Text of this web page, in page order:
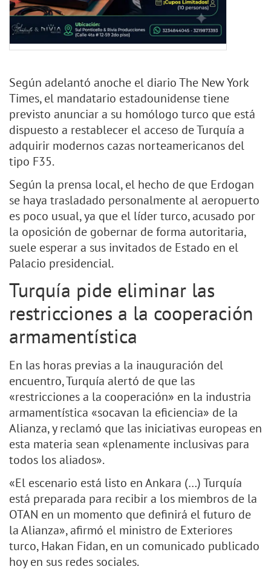
Según adelantó anoche el diario The New York
Times, el mandatario estadounidense tiene
previsto anunciar a su homólogo turco que está
dispuesto a restablecer el acceso de Turquía a
adquirir modernos cazas norteamericanos del
tipo F35.
Según la prensa local, el hecho de que Erdogan
se haya trasladado personalmente al aeropuerto
es poco usual, ya que el líder turco, acusado por
la oposición de gobernar de forma autoritaria,
suele esperar a sus invitados de Estado en el
Palacio presidencial.
Turquía pide eliminar las
restricciones a la cooperación
armamentística
En las horas previas a la inauguración del
encuentro, Turquía alertó de que las
«restricciones a la cooperación» en la industria
armamentística «socavan la eficiencia» de la
Alianza, y reclamó que las iniciativas europeas en
esta materia sean «plenamente inclusivas para
todos los aliados».
«El escenario está listo en Ankara (…) Turquía
está preparada para recibir a los miembros de la
OTAN en un momento que definirá el futuro de
la Alianza», afirmó el ministro de Exteriores
turco, Hakan Fidan, en un comunicado publicado
hoy en sus redes sociales.